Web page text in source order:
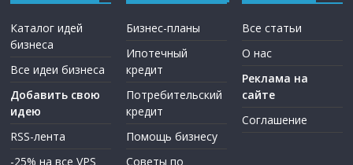
Каталог идей
бизнеса
Все идеи бизнеса
Добавить свою
идею
RSS-лента
-25% на все VPS
Бизнес-планы
Ипотечный
кредит
Потребительский
кредит
Помощь бизнесу
Советы по
Все статьи
О нас
Реклама на
сайте
Соглашение